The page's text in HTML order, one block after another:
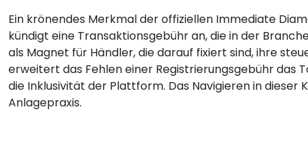
Ein krönendes Merkmal der offiziellen Immediate
kündigt eine Transaktionsgebühr an, die in der
als Magnet für Händler, die darauf fixiert sind, ihre
erweitert das Fehlen einer Registrierungsgebühr das
die Inklusivität der Plattform. Das Navigieren in
Anlagepraxis.